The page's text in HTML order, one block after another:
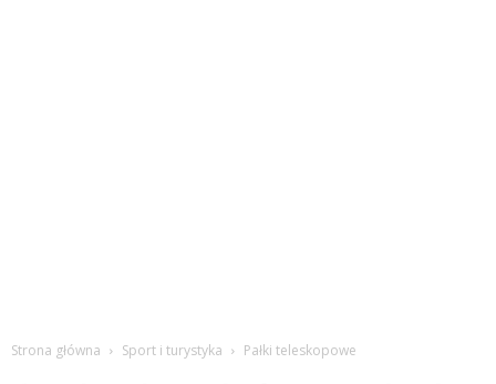
Strona główna Sport i turystyka Pałki teleskopowe